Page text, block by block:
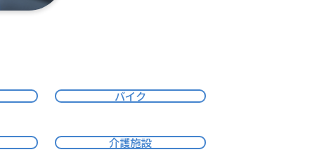
バイク
介護施設